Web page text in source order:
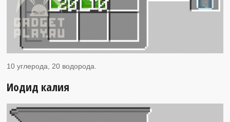
10 углерода, 20 водорода.
Иодид калия